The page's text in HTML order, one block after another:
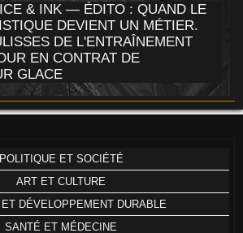
& INK — ÉDITO : QUAND LE
DEVIENT UN MÉTIER.
DE L'ENTRAÎNEMENT
EN CONTRAT DE
GLACE
POLITIQUE ET SOCIÉTÉ
ART ET CULTURE
ET DÉVELOPPEMENT DURABLE
SANTÉ ET MÉDECINE